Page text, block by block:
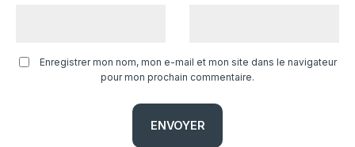
Enregistrer mon nom, mon e-mail et mon site dans le navigateur
pour mon prochain commentaire.